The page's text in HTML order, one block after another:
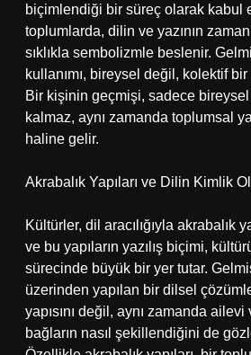
biçimlendiği bir süreç olarak kabul
toplumlarda, dilin ve yazının
sıklıkla sembolizmle beslenir.
kullanımı, bireysel değil, kolektif
Bir kişinin geçmişi, sadece
kalmaz, aynı zamanda toplumsal
haline gelir.
Akrabalık Yapıları ve Dilin Kimlik
Kültürler, dil aracılığıyla akrabalık
ve bu yapıların yazılış biçimi,
sürecinde büyük bir yer tutar.
üzerinden yapılan bir dilsel
yapısını değil, aynı zamanda ailevi
bağların nasıl şekillendiğini de